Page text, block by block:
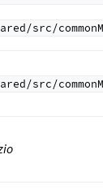
src/
src/